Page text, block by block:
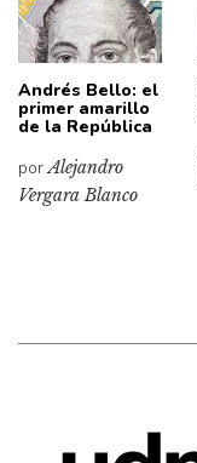
Andrés Bello: el
primer amarillo
de la República
porAlejandro
Vergara Blanco